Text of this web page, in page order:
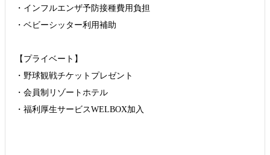
・インフルエンザ予防接種費用負担
・ベビーシッター利用補助
【プライベート】
・野球観戦チケットプレゼント
・会員制リゾートホテル
・福利厚生サービスWELBOX加入